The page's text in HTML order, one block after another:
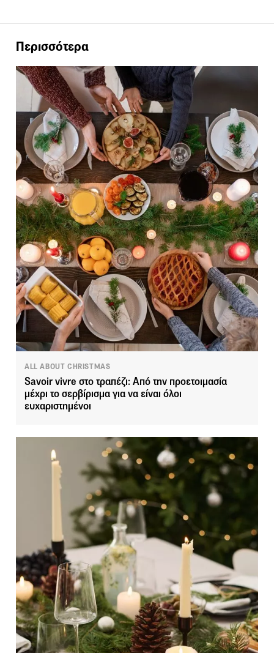
Περισσότερα
ALL ABOUT CHRISTMAS
Savoir vivre στο τραπέζι: Από την προετοιμασία
μέχρι το σερβίρισμα για να είναι όλοι
ευχαριστημένοι